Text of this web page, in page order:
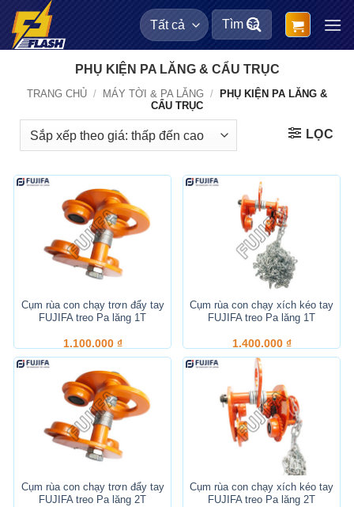
qua
nội
Tìm
kiếm:
PHỤ KIỆN PA LĂNG & CẨU TRỤC
TRANG CHỦ / MÁY TỜI & PA LĂNG /
PHỤ KIỆN PA LĂNG &
CẨU TRỤC
LỌC
Cụm rùa con chạy trơn đẩy tay
FUJIFA treo Pa lăng 1T
1.100.000 ₫
Cụm rùa con chạy xích kéo tay
FUJIFA treo Pa lăng 1T
1.400.000 ₫
Cụm rùa con chạy trơn đẩy tay
FUJIFA treo Pa lăng 2T
Cụm rùa con chạy xích kéo tay
FUJIFA treo Pa lăng 2T